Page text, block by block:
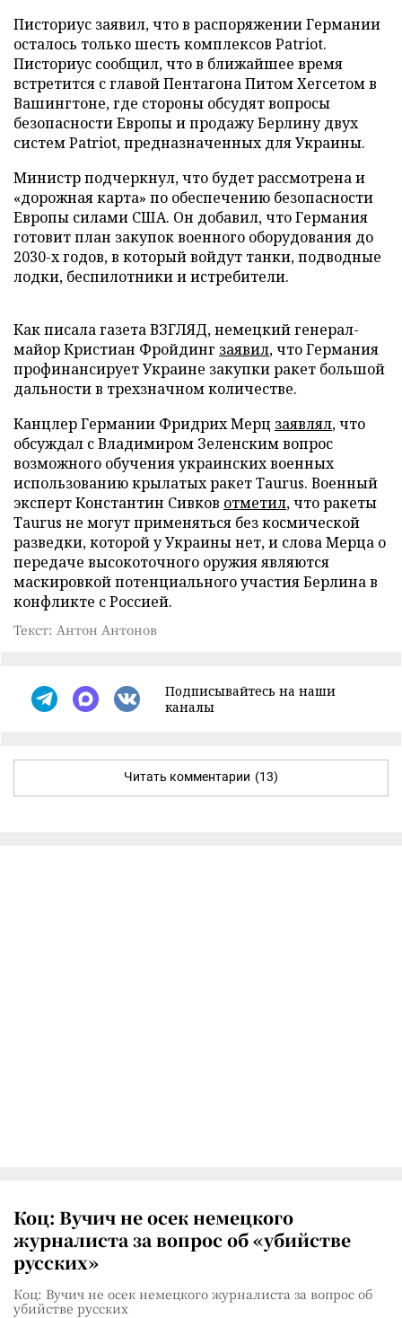
Писториус заявил, что в распоряжении Германии
осталось только шесть комплексов Patriot.
Писториус сообщил, что в ближайшее время
встретится с главой Пентагона Питом Хегсетом в
Вашингтоне, где стороны обсудят вопросы
безопасности Европы и продажу Берлину двух
систем Patriot, предназначенных для Украины.
Министр подчеркнул, что будет рассмотрена и
«дорожная карта» по обеспечению безопасности
Европы силами США. Он добавил, что Германия
готовит план закупок военного оборудования до
2030-х годов, в который войдут танки, подводные
лодки, беспилотники и истребители.
Как писала газета ВЗГЛЯД, немецкий генерал-
майор Кристиан Фройдинг заявил, что Германия
профинансирует Украине закупки ракет большой
дальности в трехзначном количестве.
Канцлер Германии Фридрих Мерц заявлял, что
обсуждал с Владимиром Зеленским вопрос
возможного обучения украинских военных
использованию крылатых ракет Taurus. Военный
эксперт Константин Сивков отметил, что ракеты
Taurus не могут применяться без космической
разведки, которой у Украины нет, и слова Мерца о
передаче высокоточного оружия являются
маскировкой потенциального участия Берлина в
конфликте с Россией.
Текст: Антон Антонов
Подписывайтесь на наши
каналы
Читать комментарии (13)
Коц: Вучич не осек немецкого
журналиста за вопрос об «убийстве
русских»
Коц: Вучич не осек немецкого журналиста за вопрос об
убийстве русских